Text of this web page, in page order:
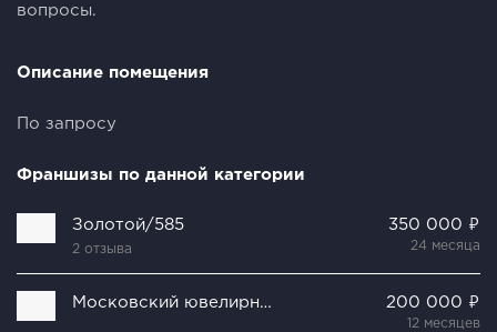
вопросы.
Описание помещения
По запросу
Франшизы по данной категории
Золотой/585
2 отзыва
350 000 ₽
24 месяца
Московский ювелирный завод 200 000 ₽
12 месяцев